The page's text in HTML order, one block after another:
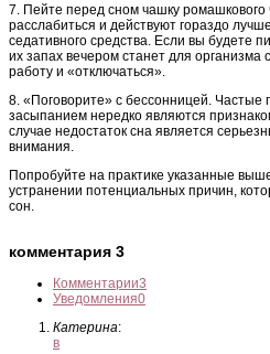
7. Пейте перед сном чашку
расслабиться и действуют гораздо
седативного средства. Если вы будете
их запах вечером станет для организма
работу и «отключаться».
8. «Поговорите» с бессонницей.
засыпанием нередко являются
случае недостаток сна является
внимания.
Попробуйте на практике указанные
устранении потенциальных причин,
сон.
комментария 3
Комментарии3
Уведомления0
Катерина:
в